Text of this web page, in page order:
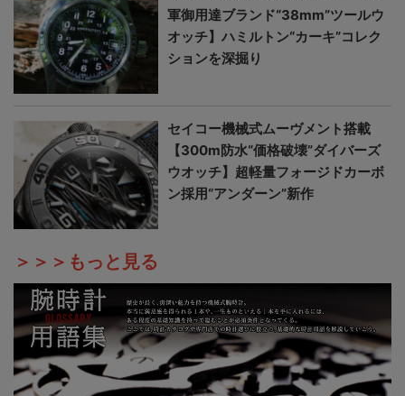
軍御用達ブランド“38mm”ツールウ
オッチ】ハミルトン“カーキ”コレク
ションを深掘り
セイコー機械式ムーヴメント搭載
【300m防水“価格破壊”ダイバーズ
ウオッチ】超軽量フォージドカーボ
ン採用“アンダーン”新作
＞＞＞もっと見る